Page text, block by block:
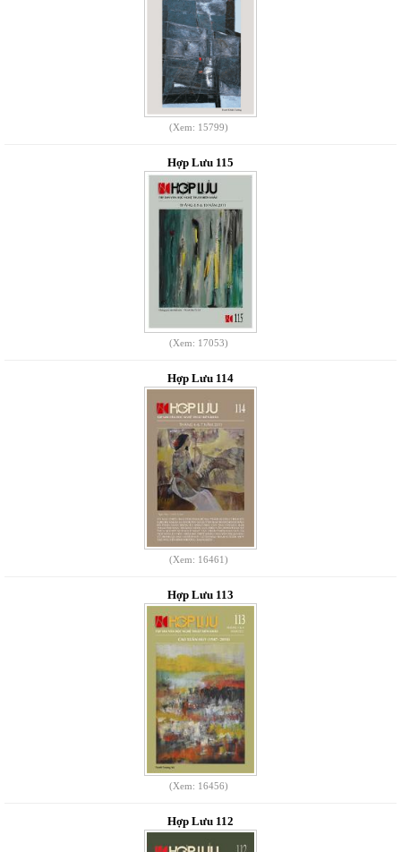
(Xem: 15799)
Hợp Lưu 115
(Xem: 17053)
Hợp Lưu 114
(Xem: 16461)
Hợp Lưu 113
(Xem: 16456)
Hợp Lưu 112